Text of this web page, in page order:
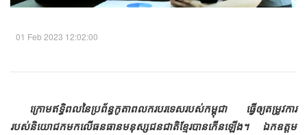
01 Feb 2023 12:02:00
ក្រោមឥទិ្ធពលនៃប្រព័ន្ធកូតាពលករបរទេសរបស់កម្ពុជា ធ្វើឲ្យតម្រូវការ
របស់និយោជកមកលើធនធានមនុស្សជនជាតិខ្មែរបានកើនឡើង។ ឯកឧត្តម